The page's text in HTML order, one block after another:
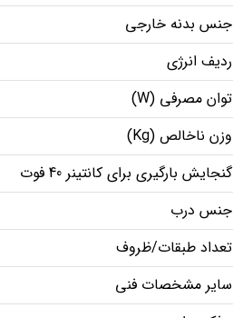
جنس بدنه خارجی
ردیف انرژی
توان مصرفی (W)
وزن ناخالص (Kg)
گنجایش بارگیری برای کانتینر 40 فوت
جنس درب
تعداد طبقات/ظروف
سایر مشخصات فنی